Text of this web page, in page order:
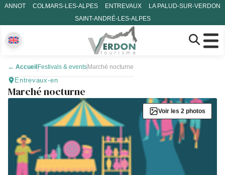
ANNOT COLMARS-LES-ALPES ENTREVAUX
LA PALUD-SUR-VERDON
SAINT-ANDRÉ-LES-ALPES
← Accueil Festivals & events Marché nocturne
Entrevaux-en
Marché nocturne
Voir les 2 photos